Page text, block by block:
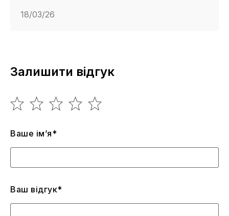
18/03/26
Залишити відгук
Ваше ім’я*
Ваш відгук*